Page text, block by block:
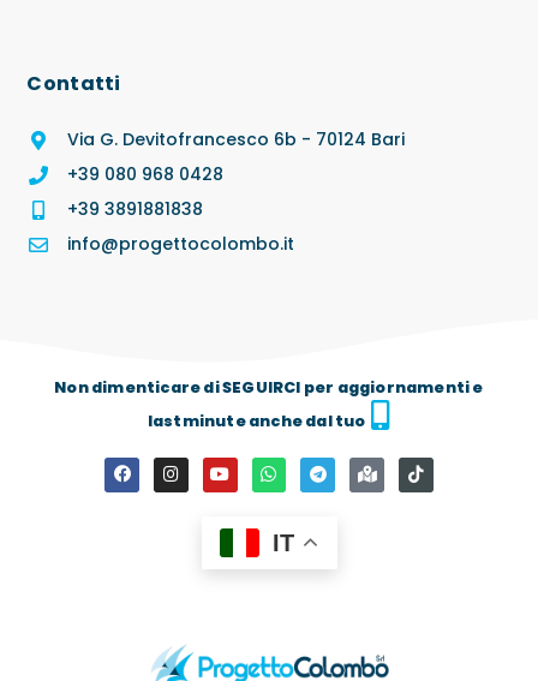
Contatti
Via G. Devitofrancesco 6b - 70124 Bari
+39 080 968 0428
+39 3891881838
info@progettocolombo.it
Non dimenticare di SEGUIRCI per aggiornamenti e
lastminute anche dal tuo
IT